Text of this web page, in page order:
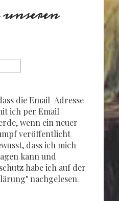
die Email-Adresse
ich per Email
wenn ein neuer
veröffentlicht
dass ich mich
kann und
habe ich auf der
nachgelesen.